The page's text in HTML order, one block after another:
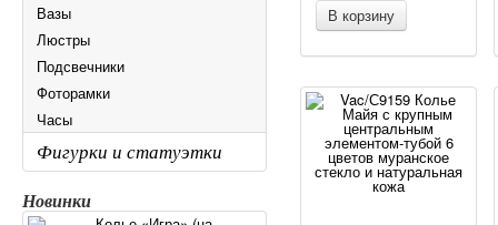
Вазы
Люстры
Подсвечники
Фоторамки
Часы
Фигурки и статуэтки
Новинки
В корзину